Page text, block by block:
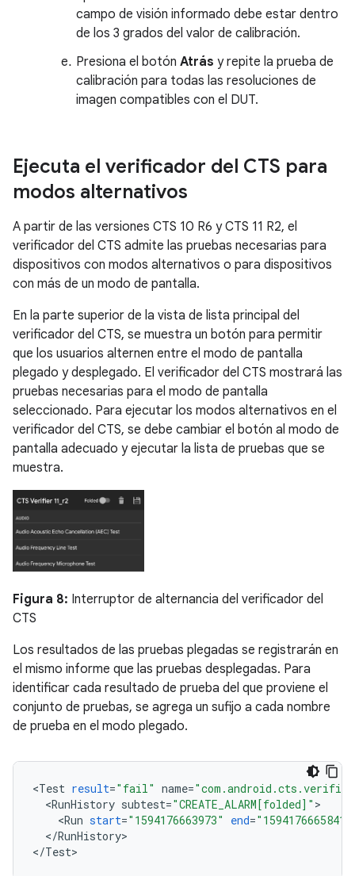
campo de visión informado debe estar dentro
de los 3 grados del valor de calibración.
Presiona el botón Atrás y repite la prueba de
calibración para todas las resoluciones de
imagen compatibles con el DUT.
Ejecuta el verificador del CTS para
modos alternativos
A partir de las versiones CTS 10 R6 y CTS 11 R2, el
verificador del CTS admite las pruebas necesarias para
dispositivos con modos alternativos o para dispositivos
con más de un modo de pantalla.
En la parte superior de la vista de lista principal del
verificador del CTS, se muestra un botón para permitir
que los usuarios alternen entre el modo de pantalla
plegado y desplegado. El verificador del CTS mostrará las
pruebas necesarias para el modo de pantalla
seleccionado. Para ejecutar los modos alternativos en el
verificador del CTS, se debe cambiar el botón al modo de
pantalla adecuado y ejecutar la lista de pruebas que se
muestra.
Figura 8: Interruptor de alternancia del verificador del
CTS
Los resultados de las pruebas plegadas se registrarán en
el mismo informe que las pruebas desplegadas. Para
identificar cada resultado de prueba del que proviene el
conjunto de pruebas, se agrega un sufijo a cada nombre
de prueba en el modo plegado.
<Test result="fail" name=
<RunHistory subtest="CREATE_ALARM[folded]"
<Run start="1594176663973" end="1594176665841"
</RunHistory>
</Test